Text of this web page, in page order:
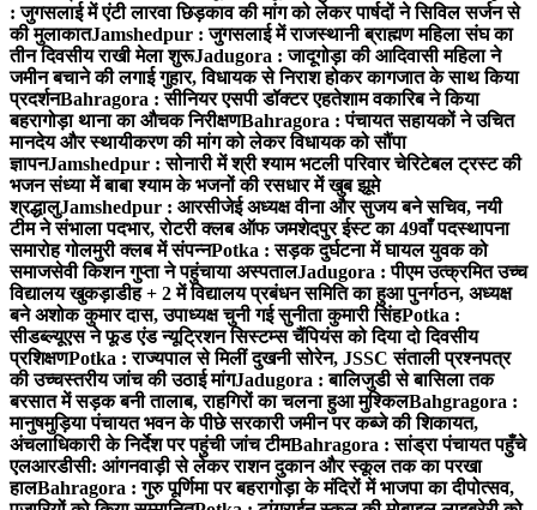
: जुगसलाई में एंटी लारवा छिड़काव की मांग को लेकर पार्षदों ने सिविल सर्जन से
की मुलाकातJamshedpur : जुगसलाई में राजस्थानी ब्राह्मण महिला संघ का
तीन दिवसीय राखी मेला शुरूJadugora : जादूगोड़ा की आदिवासी महिला ने
जमीन बचाने की लगाई गुहार, विधायक से निराश होकर कागजात के साथ किया
प्रदर्शनBahragora : सीनियर एसपी डॉक्टर एहतेशाम वकारिब ने किया
बहरागोड़ा थाना का औचक निरीक्षणBahragora : पंचायत सहायकों ने उचित
मानदेय और स्थायीकरण की मांग को लेकर विधायक को सौंपा
ज्ञापनJamshedpur : सोनारी में श्री श्याम भटली परिवार चेरिटेबल ट्रस्ट की
भजन संध्या में बाबा श्याम के भजनों की रसधार में खुब झूमे
श्रद्धालुJamshedpur : आरसीजेई अध्यक्ष वीना और सुजय बने सचिव, नयी
टीम ने संभाला पदभार, रोटरी क्लब ऑफ जमशेदपुर ईस्ट का 49वाँ पदस्थापना
समारोह गोलमुरी क्लब में संपन्नPotka : सड़क दुर्घटना में घायल युवक को
समाजसेवी किशन गुप्ता ने पहुंचाया अस्पतालJadugora : पीएम उत्क्रमित उच्च
विद्यालय खुकड़ाडीह + 2 में विद्यालय प्रबंधन समिति का हुआ पुनर्गठन, अध्यक्ष
बने अशोक कुमार दास, उपाध्यक्ष चुनी गई सुनीता कुमारी सिंहPotka :
सीडब्ल्यूएस ने फूड एंड न्यूट्रिशन सिस्टम्स चैंपियंस को दिया दो दिवसीय
प्रशिक्षणPotka : राज्यपाल से मिलीं दुखनी सोरेन, JSSC संताली प्रश्नपत्र
की उच्चस्तरीय जांच की उठाई मांगJadugora : बालिजुडी से बासिला तक
बरसात में सड़क बनी तालाब, राहगिरों का चलना हुआ मुश्किलBahgragora :
मानुषमुड़िया पंचायत भवन के पीछे सरकारी जमीन पर कब्जे की शिकायत,
अंचलाधिकारी के निर्देश पर पहुंची जांच टीमBahragora : सांड्रा पंचायत पहुँचे
एलआरडीसी: आंगनवाड़ी से लेकर राशन दुकान और स्कूल तक का परखा
हालBahragora : गुरु पूर्णिमा पर बहरागोड़ा के मंदिरों में भाजपा का दीपोत्सव,